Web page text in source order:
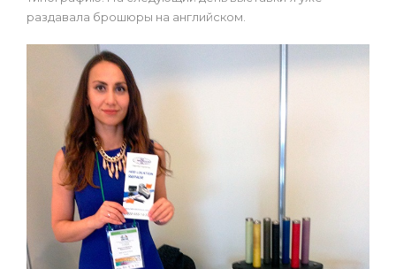
раздавала брошюры на английском.